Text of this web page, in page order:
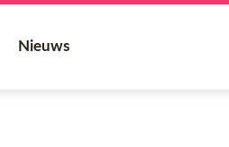
Nieuws